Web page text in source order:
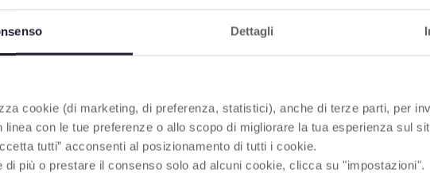
Dettagli
cookie (di marketing, di preferenza, statistici), anche di terze parti, per
linea con le tue preferenze o allo scopo di migliorare la tua esperienza sul
tutti” acconsenti al posizionamento di tutti i cookie.
di più o prestare il consenso solo ad alcuni cookie, clicca su "impostazioni".